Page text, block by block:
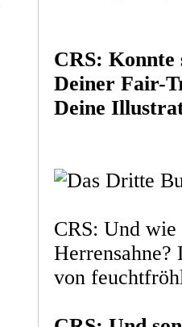
CRS: Konnte
Deiner Fair-
Deine
CRS: Und
von